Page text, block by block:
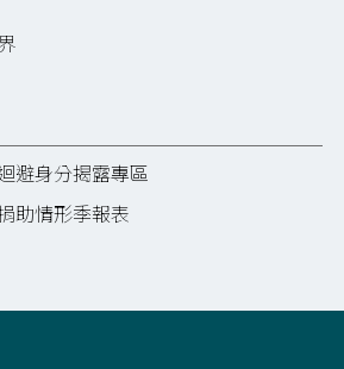
避身分揭露專區
助情形季報表